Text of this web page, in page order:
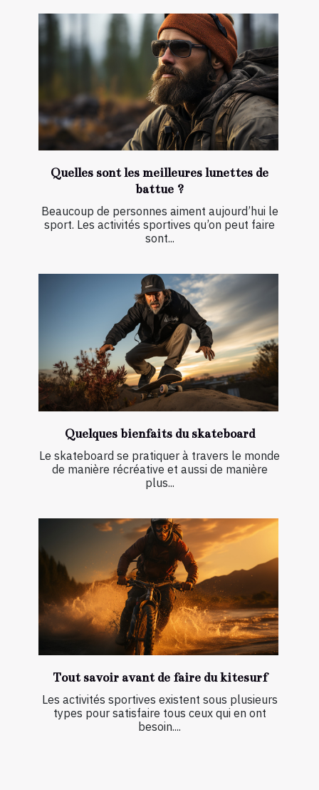
Quelles sont les meilleures lunettes de
battue ?
Beaucoup de personnes aiment aujourd’hui le
sport. Les activités sportives qu’on peut faire
sont...
Quelques bienfaits du skateboard
Le skateboard se pratiquer à travers le monde
de manière récréative et aussi de manière
plus...
Tout savoir avant de faire du kitesurf
Les activités sportives existent sous plusieurs
types pour satisfaire tous ceux qui en ont
besoin....